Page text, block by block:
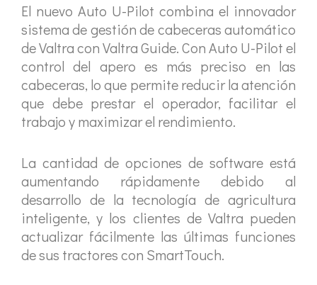
El nuevo Auto U-Pilot combina el innovador
sistema de gestión de cabeceras automático
de Valtra con Valtra Guide. Con Auto U-Pilot el
control del apero es más preciso en las
cabeceras, lo que permite reducir la atención
que debe prestar el operador, facilitar el
trabajo y maximizar el rendimiento.
La cantidad de opciones de software está
aumentando rápidamente debido al
desarrollo de la tecnología de agricultura
inteligente, y los clientes de Valtra pueden
actualizar fácilmente las últimas funciones
de sus tractores con SmartTouch.